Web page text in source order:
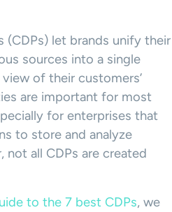
(CDPs) let brands unify their
sources into a single
of their customers’
are important for most
for enterprises that
to store and analyze
all CDPs are created
to the 7 best CDPs, we